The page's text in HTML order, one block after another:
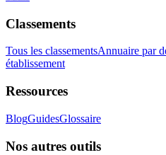
Classements
Tous les classementsAnnuaire par
établissement
Ressources
BlogGuidesGlossaire
Nos autres outils